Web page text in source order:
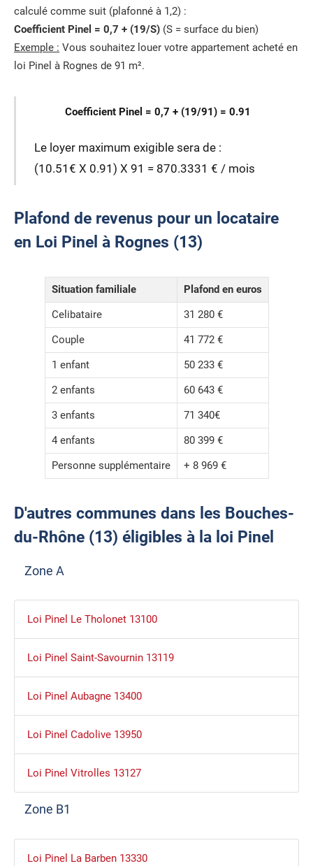
calculé comme suit (plafonné à 1,2) :
Coefficient Pinel = 0,7 + (19/S) (S = surface du bien)
Exemple : Vous souhaitez louer votre appartement acheté en
loi Pinel à Rognes de 91 m².
Coefficient Pinel = 0,7 + (19/91) = 0.91
Le loyer maximum exigible sera de :
(10.51€ X 0.91) X 91 = 870.3331 € / mois
Plafond de revenus pour un locataire
en Loi Pinel à Rognes (13)
Situation familiale
Plafond en euros
Celibataire
31 280 €
Couple
41 772 €
1 enfant
50 233 €
2 enfants
60 643 €
3 enfants
71 340€
4 enfants
80 399 €
Personne supplémentaire
+ 8 969 €
D'autres communes dans les Bouches-
du-Rhône (13) éligibles à la loi Pinel
Zone A
Loi Pinel Le Tholonet 13100
Loi Pinel Saint-Savournin 13119
Loi Pinel Aubagne 13400
Loi Pinel Cadolive 13950
Loi Pinel Vitrolles 13127
Zone B1
Loi Pinel La Barben 13330